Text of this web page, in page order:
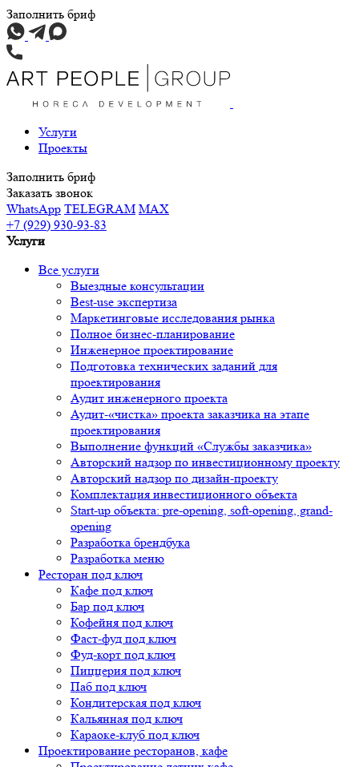
Заполнить бриф
Услуги
Проекты
Заполнить бриф
Заказать звонок
WhatsApp TELEGRAM MAX
+7 (929) 930-93-83
Услуги
Все услуги
Выездные консультации
Best-use экспертиза
Маркетинговые исследования рынка
Полное бизнес-планирование
Инженерное проектирование
Подготовка технических заданий для
проектирования
Аудит инженерного проекта
Аудит-«чистка» проекта заказчика на этапе
проектирования
Выполнение функций «Службы заказчика»
Авторский надзор по инвестиционному проекту
Авторский надзор по дизайн-проекту
Комплектация инвестиционного объекта
Start-up объекта: pre-opening, soft-opening, grand-
opening
Разработка брендбука
Разработка меню
Ресторан под ключ
Кафе под ключ
Бар под ключ
Кофейня под ключ
Фаст-фуд под ключ
Фуд-корт под ключ
Пиццерия под ключ
Паб под ключ
Кондитерская под ключ
Кальянная под ключ
Караоке-клуб под ключ
Проектирование ресторанов, кафе